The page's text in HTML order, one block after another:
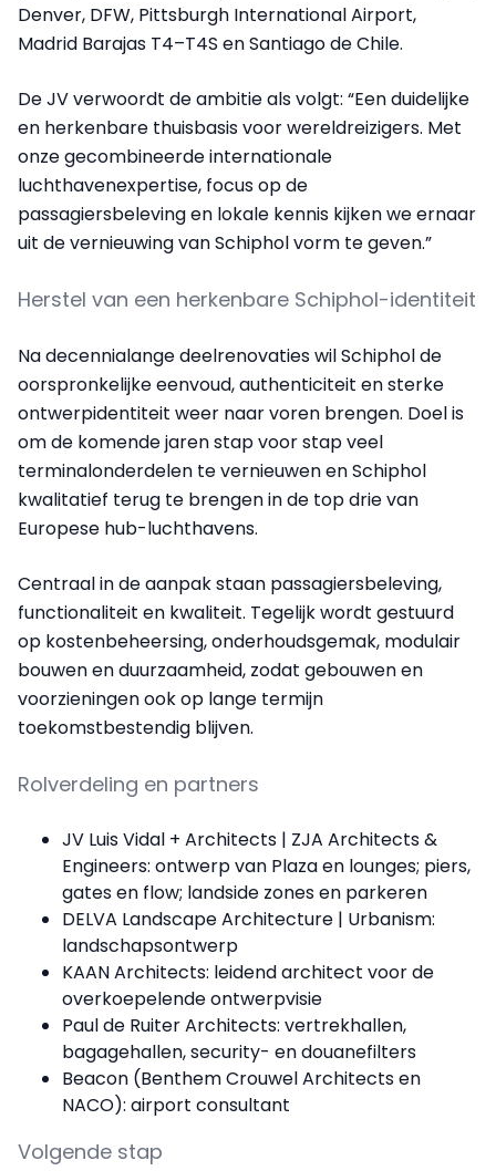
Denver, DFW, Pittsburgh International Airport,
Madrid Barajas T4–T4S en Santiago de Chile.
De JV verwoordt de ambitie als volgt: “Een duidelijke
en herkenbare thuisbasis voor wereldreizigers. Met
onze gecombineerde internationale
luchthavenexpertise, focus op de
passagiersbeleving en lokale kennis kijken we ernaar
uit de vernieuwing van Schiphol vorm te geven.”
Herstel van een herkenbare Schiphol-identiteit
Na decennialange deelrenovaties wil Schiphol de
oorspronkelijke eenvoud, authenticiteit en sterke
ontwerpidentiteit weer naar voren brengen. Doel is
om de komende jaren stap voor stap veel
terminalonderdelen te vernieuwen en Schiphol
kwalitatief terug te brengen in de top drie van
Europese hub-luchthavens.
Centraal in de aanpak staan passagiersbeleving,
functionaliteit en kwaliteit. Tegelijk wordt gestuurd
op kostenbeheersing, onderhoudsgemak, modulair
bouwen en duurzaamheid, zodat gebouwen en
voorzieningen ook op lange termijn
toekomstbestendig blijven.
Rolverdeling en partners
JV Luis Vidal + Architects | ZJA Architects &
Engineers: ontwerp van Plaza en lounges; piers,
gates en flow; landside zones en parkeren
DELVA Landscape Architecture | Urbanism:
landschapsontwerp
KAAN Architects: leidend architect voor de
overkoepelende ontwerpvisie
Paul de Ruiter Architects: vertrekhallen,
bagagehallen, security- en douanefilters
Beacon (Benthem Crouwel Architects en
NACO): airport consultant
Volgende stap